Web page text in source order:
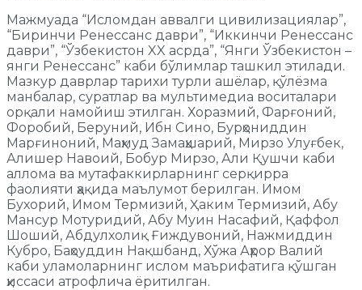
Мажмуада “Исломдан аввалги цивилизациялар”,
“Биринчи Ренессанс даври”, “Иккинчи Ренессанс
даври”, “Ўзбекистон XX асрда”, “Янги Ўзбекистон –
янги Ренессанс” каби бўлимлар ташкил этилади.
Мазкур даврлар тарихи турли ашёлар, қўлёзма
манбалар, суратлар ва мультимедиа воситалари
орқали намойиш этилган. Хоразмий, Фарғоний,
Форобий, Беруний, Ибн Сино, Бурҳониддин
Марғиноний, Маҳмуд Замаҳшарий, Мирзо Улуғбек,
Алишер Навоий, Бобур Мирзо, Али Қушчи каби
аллома ва мутафаккирларнинг серқирра
фаолияти ҳақида маълумот берилган. Имом
Бухорий, Имом Термизий, Ҳаким Термизий, Абу
Мансур Мотуридий, Абу Муин Насафий, Қаффол
Шоший, Абдулхолиқ Ғиждувоний, Нажмиддин
Кубро, Баҳоуддин Нақшбанд, Хўжа Аҳрор Валий
каби уламоларнинг ислом маърифатига қўшган
ҳиссаси атрофлича ёритилган.